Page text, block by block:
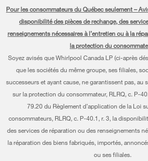
Planifier une réparation
Renseignements relatifs à la garantie
Mes électroménagers
Suivre ma commande
Appareils de cuisson
Lave-vaisselle et nettoyage
Filtres à eau
Trouver un marchand
Programme d’abonnement aux filtres à eau
Communiquez avec nous
À propos de nous
Carrières
Certification Éco et homologation ENERGY STAR®
Informations relatives aux rappels
Pour les consommateurs du Québec seulement –
disponibilité des pièces de rechange, des
renseignements nécessaires à l’entretien ou à la
la protection du
Soyez avisés que Whirlpool Canada LP (ci-après
que les sociétés du même groupe, ses filiales,
successeurs et ayant cause, ne garantissent pas, au
sur la protection du consommateur, RLRQ, c. P-
79.20 du Règlement d’application de la Loi
consommateurs, RLRQ, c. P-40.1, r. 3, la
des services de réparation ou des renseignements
la réparation des biens fabriqués, importés,
ou ses filiales.